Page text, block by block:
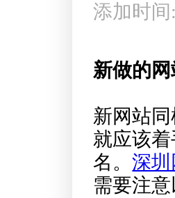
添加时间
新做的网
新网站
就应该
名。深
需要注